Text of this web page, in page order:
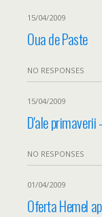
15/04/2009
Oua de Paste
NO RESPONSES
15/04/2009
D'ale
NO RESPONSES
01/04/2009
Oferta Hemel